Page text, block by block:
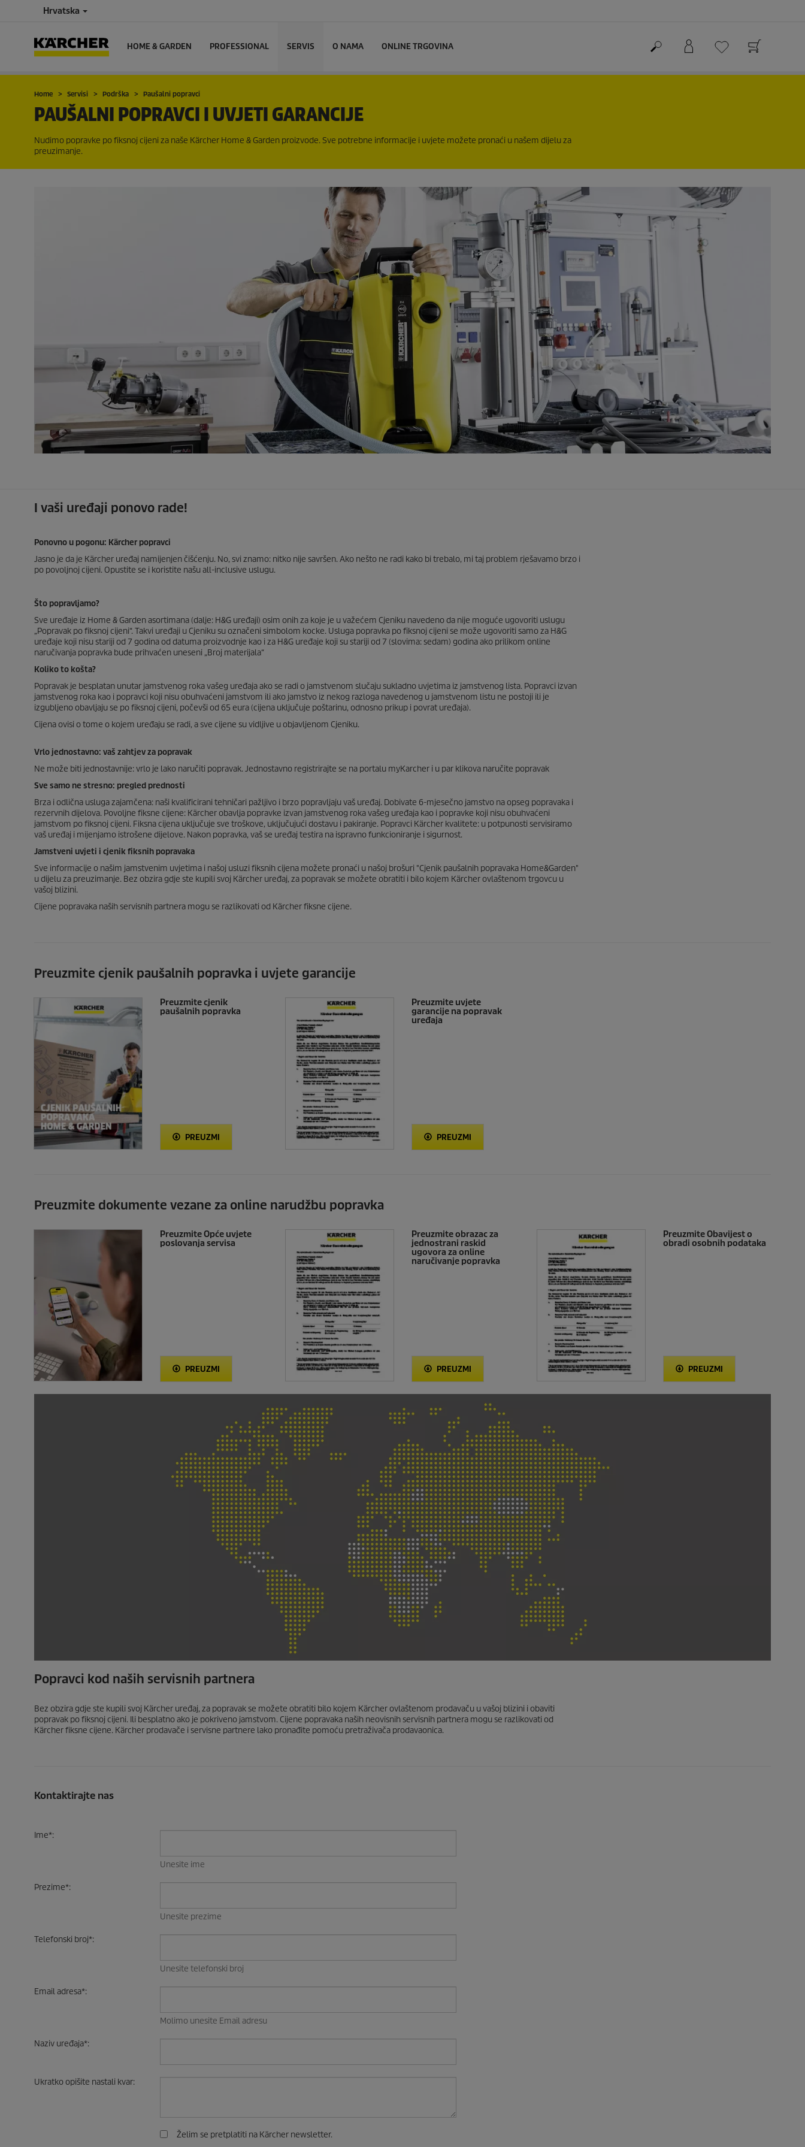
Hrvatska
HOME & GARDEN PROFESSIONAL SERVIS O NAMA ONLINE TRGOVINA
Home Servisi Podrška Paušalni popravci
PAUŠALNI POPRAVCI I UVJETI GARANCIJE
Nudimo popravke po fiksnoj cijeni za naše Kärcher Home & Garden proizvode. Sve potrebne informacije i uvjete možete pronaći u našem dijelu za
preuzimanje.
I vaši uređaji ponovo rade!
Ponovno u pogonu: Kärcher popravci
Jasno je da je Kärcher uređaj namijenjen čišćenju. No, svi znamo: nitko nije savršen. Ako nešto ne radi kako bi trebalo, mi taj problem rješavamo brzo i
po povoljnoj cijeni. Opustite se i koristite našu all-inclusive uslugu.
Što popravljamo?
Sve uređaje iz Home & Garden asortimana (dalje: H&G uređaji) osim onih za koje je u važećem Cjeniku navedeno da nije moguće ugovoriti uslugu
„Popravak po fiksnoj cijeni“. Takvi uređaji u Cjeniku su označeni simbolom kocke. Usluga popravka po fiksnoj cijeni se može ugovoriti samo za H&G
uređaje koji nisu stariji od 7 godina od datuma proizvodnje kao i za H&G uređaje koji su stariji od 7 (slovima: sedam) godina ako prilikom online
naručivanja popravka bude prihvaćen uneseni „Broj materijala“
Koliko to košta?
Popravak je besplatan unutar jamstvenog roka vašeg uređaja ako se radi o jamstvenom slučaju sukladno uvjetima iz jamstvenog lista. Popravci izvan
jamstvenog roka kao i popravci koji nisu obuhvaćeni jamstvom ili ako jamstvo iz nekog razloga navedenog u jamstvenom listu ne postoji ili je
izgubljeno obavljaju se po fiksnoj cijeni, počevši od 65 eura (cijena uključuje poštarinu, odnosno prikup i povrat uređaja).
Cijena ovisi o tome o kojem uređaju se radi, a sve cijene su vidljive u objavljenom Cjeniku.
Vrlo jednostavno: vaš zahtjev za popravak
Ne može biti jednostavnije: vrlo je lako naručiti popravak. Jednostavno registrirajte se na portalu myKarcher i u par klikova naručite popravak
Sve samo ne stresno: pregled prednosti
Brza i odlična usluga zajamčena: naši kvalificirani tehničari pažljivo i brzo popravljaju vaš uređaj. Dobivate 6-mjesečno jamstvo na opseg popravaka i
rezervnih dijelova. Povoljne fiksne cijene: Kärcher obavlja popravke izvan jamstvenog roka vašeg uređaja kao i popravke koji nisu obuhvaćeni
jamstvom po fiksnoj cijeni. Fiksna cijena uključuje sve troškove, uključujući dostavu i pakiranje. Popravci Kärcher kvalitete: u potpunosti servisiramo
vaš uređaj i mijenjamo istrošene dijelove. Nakon popravka, vaš se uređaj testira na ispravno funkcioniranje i sigurnost.
Jamstveni uvjeti i cjenik fiksnih popravaka
Sve informacije o našim jamstvenim uvjetima i našoj usluzi fiksnih cijena možete pronaći u našoj brošuri "Cjenik paušalnih popravaka Home&Garden"
u dijelu za preuzimanje. Bez obzira gdje ste kupili svoj Kärcher uređaj, za popravak se možete obratiti i bilo kojem Kärcher ovlaštenom trgovcu u
vašoj blizini.
Cijene popravaka naših servisnih partnera mogu se razlikovati od Kärcher fiksne cijene.
Preuzmite cjenik paušalnih popravka i uvjete garancije
Preuzmite cjenik
paušalnih popravka
PREUZMI
Preuzmite uvjete
garancije na popravak
uređaja
PREUZMI
Preuzmite dokumente vezane za online narudžbu popravka
Preuzmite Opće uvjete
poslovanja servisa
PREUZMI
Preuzmite obrazac za
jednostrani raskid
ugovora za online
naručivanje popravka
PREUZMI
Preuzmite Obavijest o
obradi osobnih podataka
PREUZMI
Popravci kod naših servisnih partnera
Bez obzira gdje ste kupili svoj Kärcher uređaj, za popravak se možete obratiti bilo kojem Kärcher ovlaštenom prodavaču u vašoj blizini i obaviti
popravak po fiksnoj cijeni. Ili besplatno ako je pokriveno jamstvom. Cijene popravaka naših neovisnih servisnih partnera mogu se razlikovati od
Kärcher fiksne cijene. Kärcher prodavače i servisne partnere lako pronađite pomoću pretraživača prodavaonica.
Kontaktirajte nas
Ime*:
Unesite ime
Prezime*:
Unesite prezime
Telefonski broj*:
Unesite telefonski broj
Email adresa*:
Molimo unesite Email adresu
Naziv uređaja*:
Ukratko opišite nastali kvar:
Želim se pretplatiti na Kärcher newsletter.